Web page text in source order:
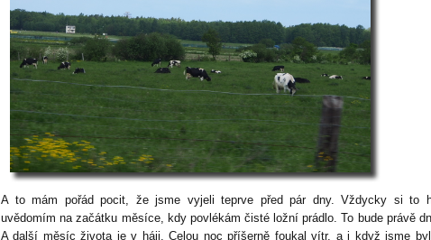
A to mám pořád pocit, že jsme vyjeli teprve před pár dny. Vždycky si to
uvědomím na začátku měsíce, kdy povlékám čisté ložní prádlo. To bude právě
A další měsíc života je v háji. Celou noc příšerně foukal vítr, a i když jsme